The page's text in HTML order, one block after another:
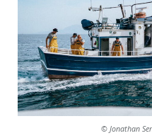
© Jonathan